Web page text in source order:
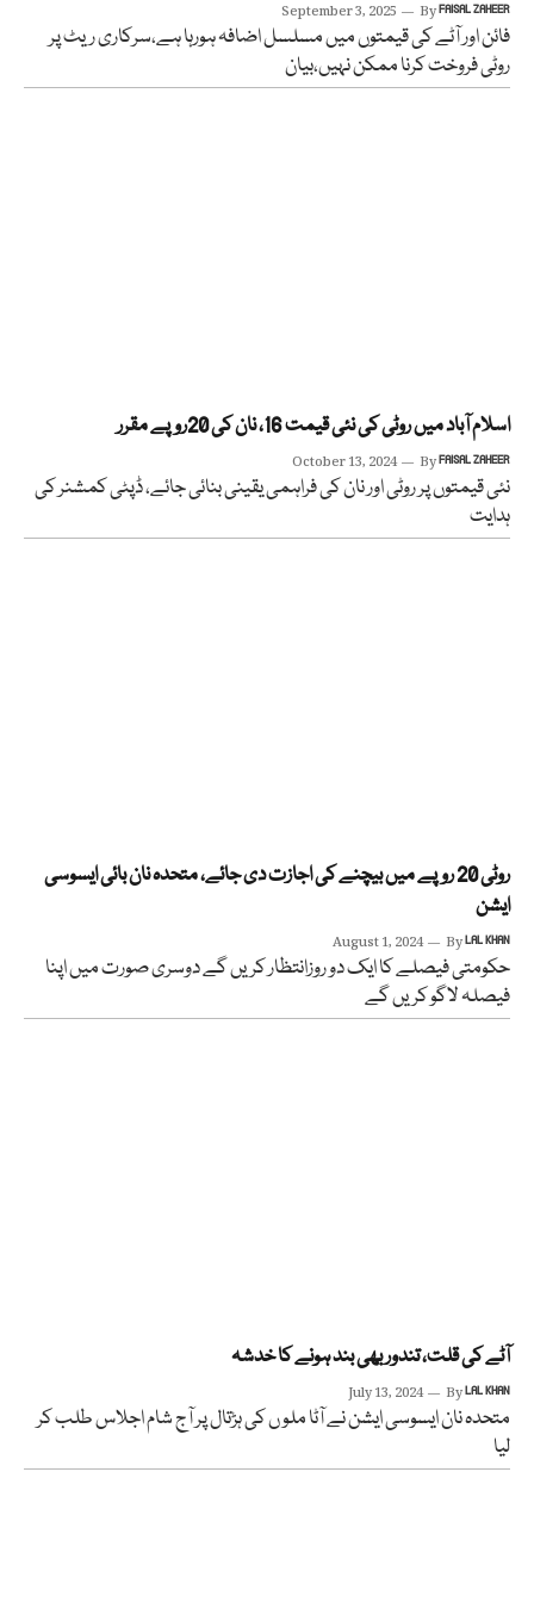
September 3, 2025 ByFAISAL ZAHEER
فائن اور آٹے کی قیمتوں میں مسلسل اضافہ ہورہا ہے،سرکاری ریٹ پر
روٹی فروخت کرنا ممکن نہیں،بیان
اسلام آباد میں روٹی کی نئی قیمت 16، نان کی 20روپے مقرر
October 13, 2024 ByFAISAL ZAHEER
نئی قیمتوں پر روٹی اور نان کی فراہمی یقینی بنائی جائے، ڈپٹی کمشنر کی
ہدایت
روٹی 20 روپے میں بیچنے کی اجازت دی جائے، متحدہ نان بائی ایسوسی
ایشن
August 1, 2024 ByLAL KHAN
حکومتی فیصلے کا ایک دو روزانتظار کریں گے دوسری صورت میں اپنا
فیصلہ لاگو کریں گے
آٹے کی قلت، تندور بھی بند ہونے کا خدشہ
July 13, 2024 ByLAL KHAN
متحدہ نان ایسوسی ایشن نے آٹا ملو ں کی ہڑتال پر آج شام اجلاس طلب کر
لیا